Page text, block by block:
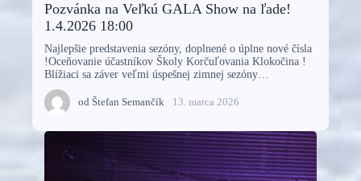
Pozvánka na Veľkú GALA Show na ľade!
1.4.2026 18:00
Najlepšie predstavenia sezóny, doplnené o úplne nové čísla
!Oceňovanie účastníkov Školy Korčuľovania Klokočina !
Blížiaci sa záver veľmi úspešnej zimnej sezóny…
od Štefan Semančík 13. marca 2026